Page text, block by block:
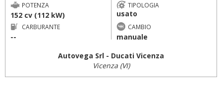
POTENZA
152 cv (112 kW)
TIPOLOGIA
usato
CARBURANTE
--
CAMBIO
manuale
Autovega Srl - Ducati Vicenza
Vicenza (VI)